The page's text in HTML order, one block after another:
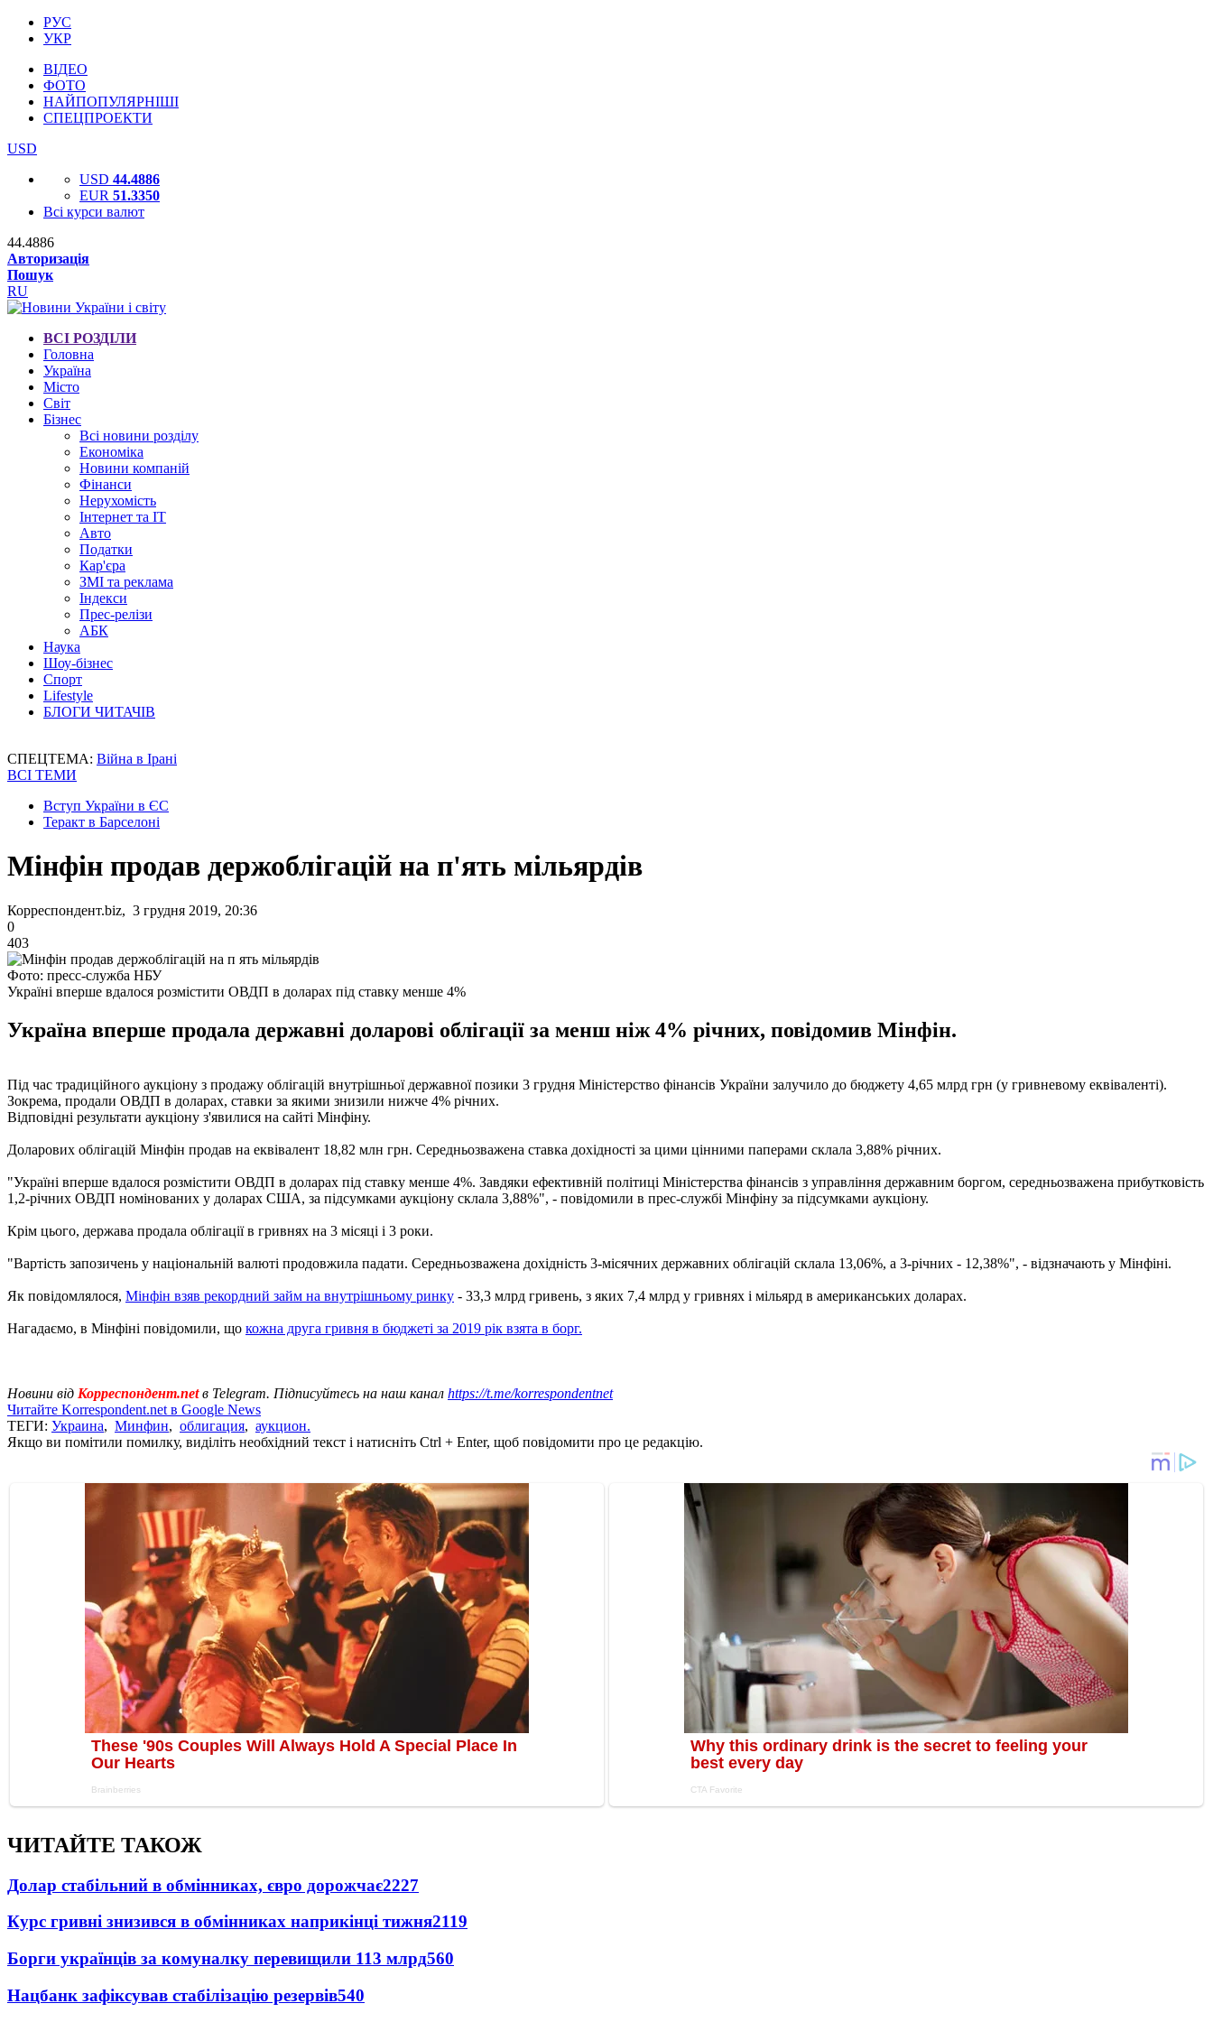
РУС
УКР
ВІДЕО
ФОТО
НАЙПОПУЛЯРНІШІ
СПЕЦПРОЕКТИ
USD
USD 44.4886
EUR 51.3350
Всі курси валют
44.4886
Авторизація
Пошук
RU
ВСІ РОЗДІЛИ
Головна
Україна
Місто
Світ
Бізнес
Всі новини розділу
Економіка
Новини компаній
Фінанси
Нерухомість
Інтернет та IT
Авто
Податки
Кар'єра
ЗМІ та реклама
Індекси
Прес-релізи
АБК
Наука
Шоу-бізнес
Спорт
Lifestyle
БЛОГИ ЧИТАЧІВ
СПЕЦТЕМА: Війна в Ірані
ВСІ ТЕМИ
Вступ України в ЄС
Теракт в Барселоні
Мінфін продав держоблігацій на п'ять мільярдів
Корреспондент.biz, 3 грудня 2019, 20:36
0
403
Фото: пресс-служба НБУ
Україні вперше вдалося розмістити ОВДП в доларах під ставку менше 4%
Україна вперше продала державні доларові облігації за менш ніж 4% річних, повідомив Мінфін.
Під час традиційного аукціону з продажу облігацій внутрішньої державної позики 3 грудня Міністерство фінансів України залучило до бюджету 4,65 млрд грн (у гривневому еквіваленті).
Зокрема, продали ОВДП в доларах, ставки за якими знизили нижче 4% річних.
Відповідні результати аукціону з'явилися на сайті Мінфіну.
Доларових облігацій Мінфін продав на еквівалент 18,82 млн грн. Середньозважена ставка дохідності за цими цінними паперами склала 3,88% річних.
"Україні вперше вдалося розмістити ОВДП в доларах під ставку менше 4%. Завдяки ефективній політиці Міністерства фінансів з управління державним боргом, середньозважена прибутковість
1,2-річних ОВДП номінованих у доларах США, за підсумками аукціону склала 3,88%", - повідомили в прес-службі Мінфіну за підсумками аукціону.
Крім цього, держава продала облігації в гривнях на 3 місяці і 3 роки.
"Вартість запозичень у національній валюті продовжила падати. Середньозважена дохідність 3-місячних державних облігацій склала 13,06%, а 3-річних - 12,38%", - відзначають у Мінфіні.
Як повідомлялося, Мінфін взяв рекордний займ на внутрішньому ринку - 33,3 млрд гривень, з яких 7,4 млрд у гривнях і мільярд в американських доларах.
Нагадаємо, в Мінфіні повідомили, що кожна друга гривня в бюджеті за 2019 рік взята в борг.
Новини від Корреспондент.netв Telegram. Підписуйтесь на наш канал https://t.me/korrespondentnet
Читайте Korrespondent.net в Google News
ТЕГИ: Украина, Минфин, облигация, аукцион.
Якщо ви помітили помилку, виділіть необхідний текст і натисніть Ctrl + Enter, щоб повідомити про це редакцію.
ЧИТАЙТЕ ТАКОЖ
Долар стабільний в обмінниках, євро дорожчає2227
Курс гривні знизився в обмінниках наприкінці тижня2119
Борги українців за комуналку перевищили 113 млрд560
Нацбанк зафіксував стабілізацію резервів540